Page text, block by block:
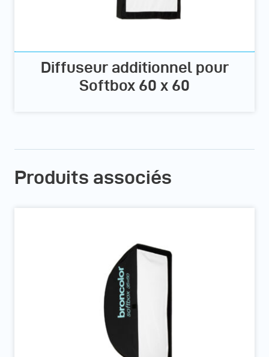
Diffuseur additionnel pour
Softbox 60 x 60
Produits associés